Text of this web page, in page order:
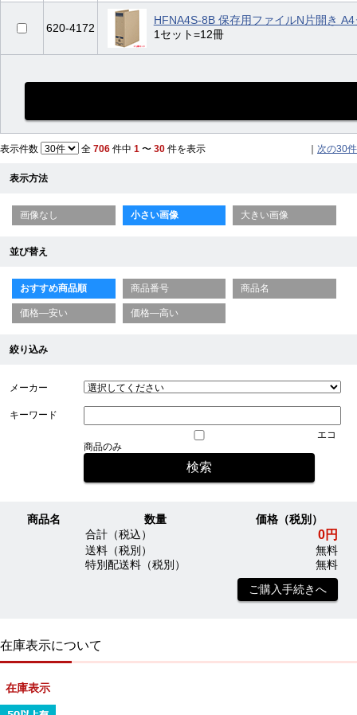
620-4172
HFNA4S-8B 保存用ファイルN片開き
1セット=12冊
表示件数 全 706 件中 1 〜 30 件を表示 次の30件
表示方法
画像なし 小さい画像 大きい画像
並び替え
おすすめ商品順 商品番号 商品名
価格—安い 価格—高い
絞り込み
メーカー
キーワード
エコ
商品のみ
商品名 数量
価格（税別）
合計（税込）
0円
送料（税別）
無料
特別配送料（税別）
無料
ご購入手続きへ
在庫表示について
在庫表示